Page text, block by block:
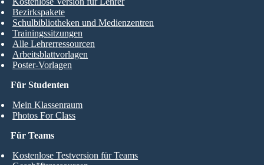
Für Studenten
Mein Klassenraum
Photos For Class
Bezirkspakete
Schulbibliotheken und Medienzentren
Trainingssitzungen
Alle Lehrerressourcen
Arbeitsblattvorlagen
Poster-Vorlagen
Für Teams
Kostenlose Testversion für Teams